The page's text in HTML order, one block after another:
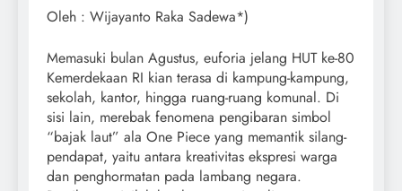
Oleh : Wijayanto Raka Sadewa*)
Memasuki bulan Agustus, euforia jelang HUT ke-80
Kemerdekaan RI kian terasa di kampung-kampung,
sekolah, kantor, hingga ruang-ruang komunal. Di
sisi lain, merebak fenomena pengibaran simbol
“bajak laut” ala One Piece yang memantik silang-
pendapat, yaitu antara kreativitas ekspresi warga
dan penghormatan pada lambang negara.